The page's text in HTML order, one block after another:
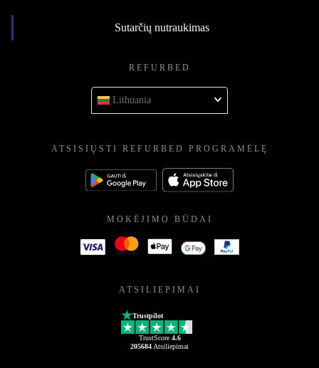
Sutarčių nutraukimas
REFURBED
Lithuania
ATSISIŲSTI REFURBED PROGRAMĖLĘ
MOKĖJIMO BŪDAI
ATSILIEPIMAI
Trustpilot
TrustScore 4.6
205684 Atsiliepimai